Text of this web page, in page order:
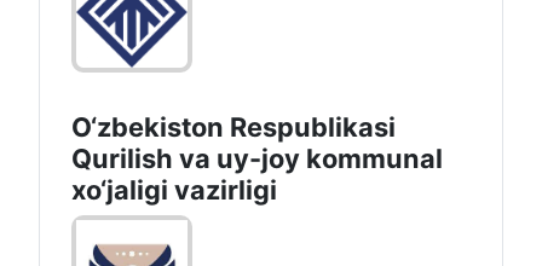
O‘zbekiston Respublikasi
Qurilish va uy-joy kommunal
xo‘jaligi vazirligi